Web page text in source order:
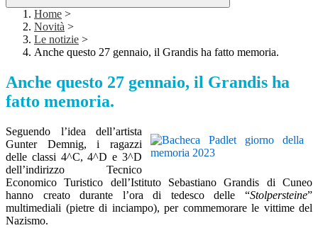
Home >
Novità >
Le notizie >
Anche questo 27 gennaio, il Grandis ha fatto memoria.
Anche questo 27 gennaio, il Grandis ha
fatto memoria.
Seguendo l’idea dell’artista
Gunter Demnig, i ragazzi
delle classi 4^C, 4^D e 3^D
dell’indirizzo Tecnico
Economico Turistico dell’Istituto Sebastiano Grandis di Cuneo
hanno creato durante l’ora di tedesco delle “Stolpersteine”
multimediali (pietre di inciampo), per commemorare le vittime del
Nazismo.